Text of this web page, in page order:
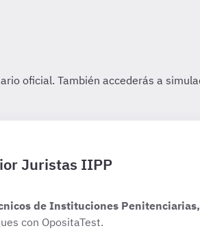
Juristas IIPP
de Instituciones Penitenciarias,
con OpositaTest.